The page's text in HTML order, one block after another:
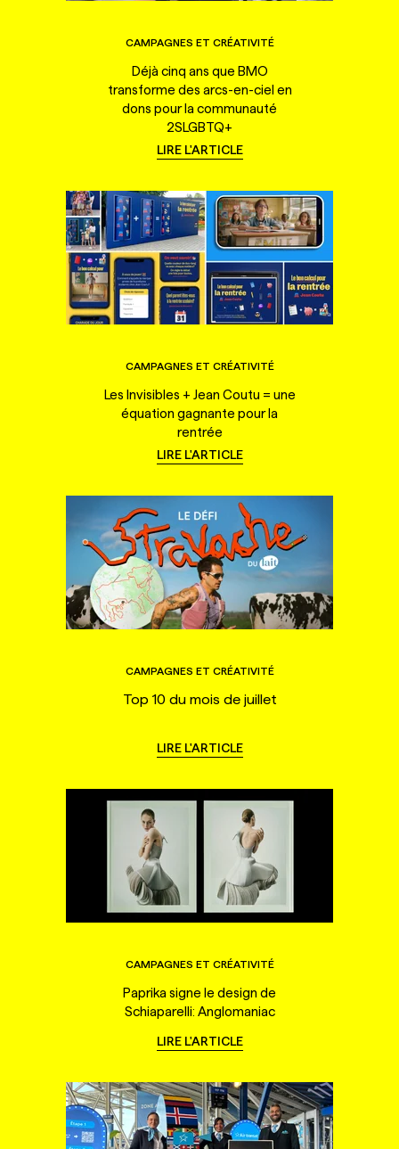
CAMPAGNES ET CRÉATIVITÉ
Déjà cinq ans que BMO
transforme des arcs-en-ciel en
dons pour la communauté
2SLGBTQ+
LIRE L'ARTICLE
CAMPAGNES ET CRÉATIVITÉ
Les Invisibles + Jean Coutu = une
équation gagnante pour la
rentrée
LIRE L'ARTICLE
CAMPAGNES ET CRÉATIVITÉ
Top 10 du mois de juillet
LIRE L'ARTICLE
CAMPAGNES ET CRÉATIVITÉ
Paprika signe le design de
Schiaparelli: Anglomaniac
LIRE L'ARTICLE